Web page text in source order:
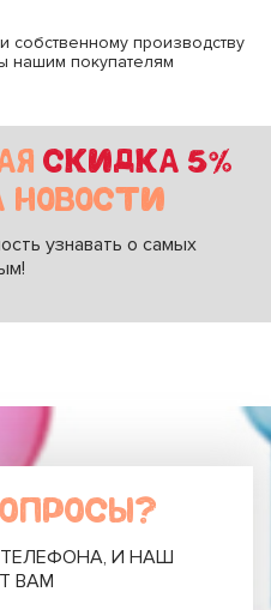
производству
нашим покупателям
СКИДКА 5%
НОВОСТИ
узнавать о самых
И НАШ
ВАМ